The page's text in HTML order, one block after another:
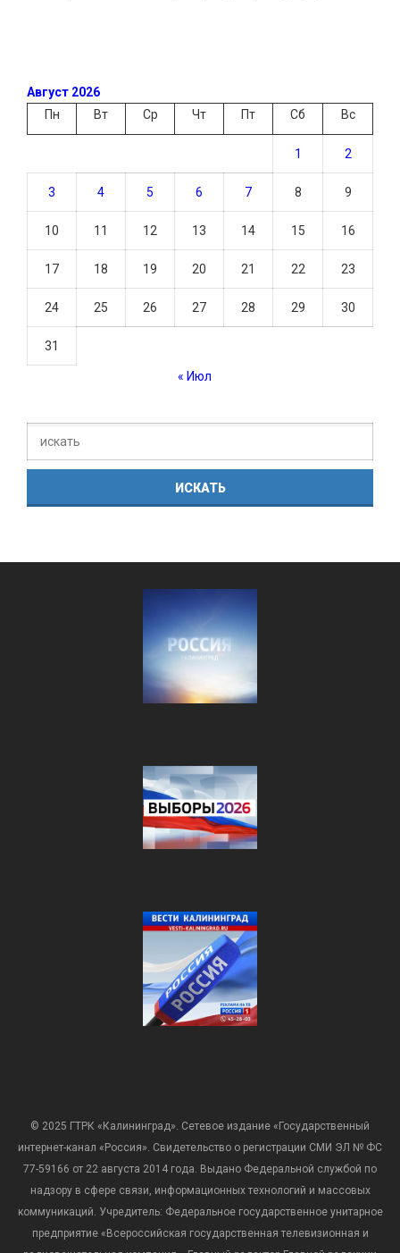
Август 2026
Пн
Вт Ср Чт Пт Сб Вс
1 2
3 4 5 6 7 8 9
10 11 12 13 14 15 16
17 18 19 20 21 22 23
24 25 26 27 28 29 30
31
« Июл
© 2025 ГТРК «Калининград». Сетевое издание «Государственный
интернет-канал «Россия». Свидетельство о регистрации СМИ ЭЛ № ФС
77-59166 от 22 августа 2014 года. Выдано Федеральной службой по
надзору в сфере связи, информационных технологий и массовых
коммуникаций. Учредитель: Федеральное государственное унитарное
предприятие «Всероссийская государственная телевизионная и